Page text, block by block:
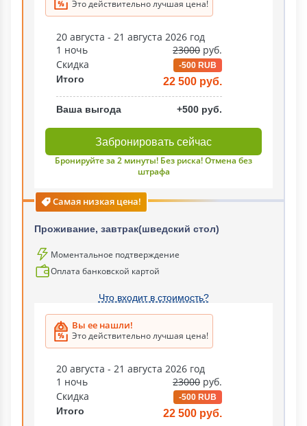
Это действительно лучшая цена!
20 августа - 21 августа 2026 год
1 ночь
23000 руб.
Скидка
-500 RUB
Итого 22 500 руб.
Ваша выгода +500 руб.
Забронировать сейчас
Бронируйте за 2 минуты! Без риска! Отмена без
штрафа
Самая низкая цена!
Проживание, завтрак(шведский стол)
Моментальное подтверждение
Оплата банковской картой
Что входит в стоимость?
Вы ее нашли!
Это действительно лучшая цена!
20 августа - 21 августа 2026 год
1 ночь
23000 руб.
Скидка
-500 RUB
Итого 22 500 руб.